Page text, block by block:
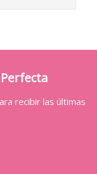
recibir las últimas